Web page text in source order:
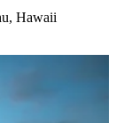
Hawaii